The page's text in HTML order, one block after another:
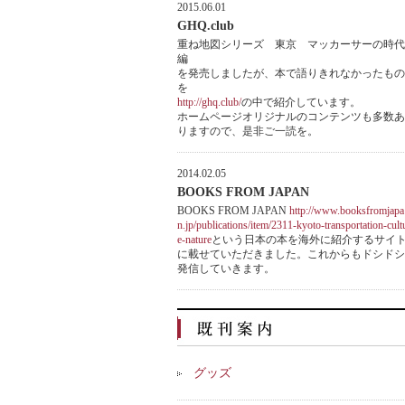
2015.06.01
GHQ.club
重ね地図シリーズ 東京 マッカーサーの時代
編
を発売しましたが、本で語りきれなかったもの
を
http://ghq.club/の中で紹介しています。
ホームページオリジナルのコンテンツも多数あ
りますので、是非ご一読を。
2014.02.05
BOOKS FROM JAPAN
BOOKS FROM JAPAN http://www.booksfromjapa
n.jp/publications/item/2311-kyoto-transportation-
e-natureという日本の本を海外に紹介するサイ
に載せていただきました。これからもドシドシ
発信していきます。
グッズ